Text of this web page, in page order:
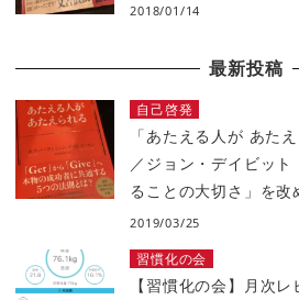
2018/01/14
最新投稿
自己啓発
「あたえる人が あた
／ジョン・デイビッ
ることの大切さ」を改
2019/03/25
習慣化の会
【習慣化の会】月次